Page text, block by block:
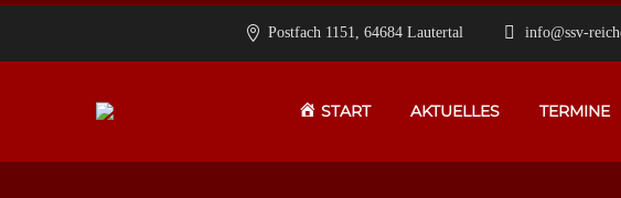
Postfach 1151, 64684 Lautertal info@ssv-
START AKTUELLES TERMINE